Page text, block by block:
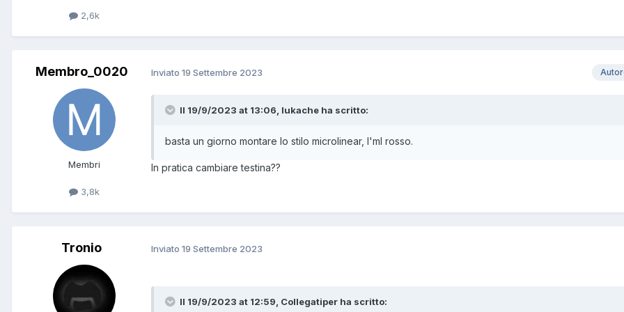
2,6k
Membro_0020
Membri
3,8k
Inviato 19 Settembre 2023
Il 19/9/2023 at 13:06, lukache ha scritto:
basta un giorno montare lo stilo microlinear, l'ml rosso.
In pratica cambiare testina??
Tronio Inviato 19 Settembre 2023
Il 19/9/2023 at 12:59, Collegatiper ha scritto: